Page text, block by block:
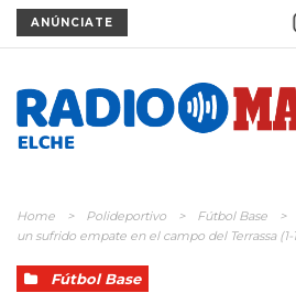
ANÚNCIATE
Home > Polideportivo > Fútbol Base >
un sufrido empate en el campo del Terrassa (1-
Fútbol Base